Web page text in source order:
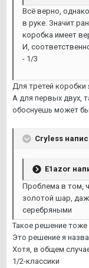
Всё верно,
в руке. Значит
коробка имеет
И,
- 1/3
Для третей коробки
А для первых двух,
обоснуешь может
Cryless
E1azor
Проблема в том,
золотой шар,
серебряными
Такое решение тоже
Это решение я
Хотя, в общем
1/2-классики